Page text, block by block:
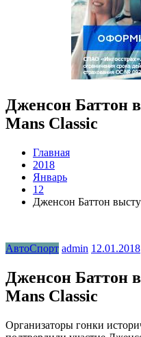
Дженсон Баттон
Mans Classic
Главная
2018
Январь
12
Дженсон Баттон
АвтоСпорт admin 12.01.2018
Дженсон Баттон
Mans Classic
Организаторы гонки